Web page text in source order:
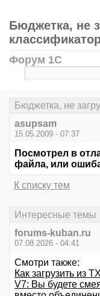
Бюджетка, не
Форум 1С
Бюджетка, не
asupsam
15.05.2009 - 07:37
Посмотрел в
файла, или
К списку тем
Интересные темы
forums-kuban.ru
07.08.2026 - 04:41
Смотри также:
Как загрузить из
V7: Вы будете